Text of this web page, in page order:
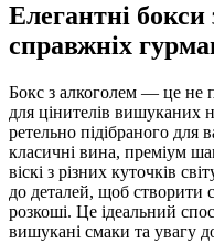
Елегантні
справжніх
Бокс з алкоголем — це не
для цінителів вишуканих
ретельно підібраного
класичні вина, преміум
віскі з різних куточків
до деталей, щоб створити
розкоші. Це ідеальний
вишукані смаки та увагу